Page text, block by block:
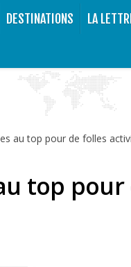
DESTINATIONS LA
au top pour de folles
top pour